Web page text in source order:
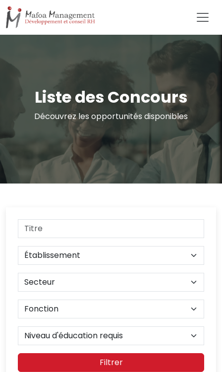
Liste des Concours
Découvrez les opportunités disponibles
Filtrer